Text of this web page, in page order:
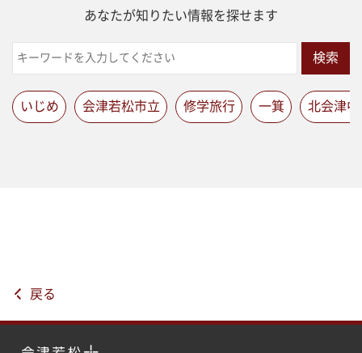
あなたが知りたい情報を探せます
検索
いじめ 会津若松市立 修学旅行 一箕 北会津中
戻る